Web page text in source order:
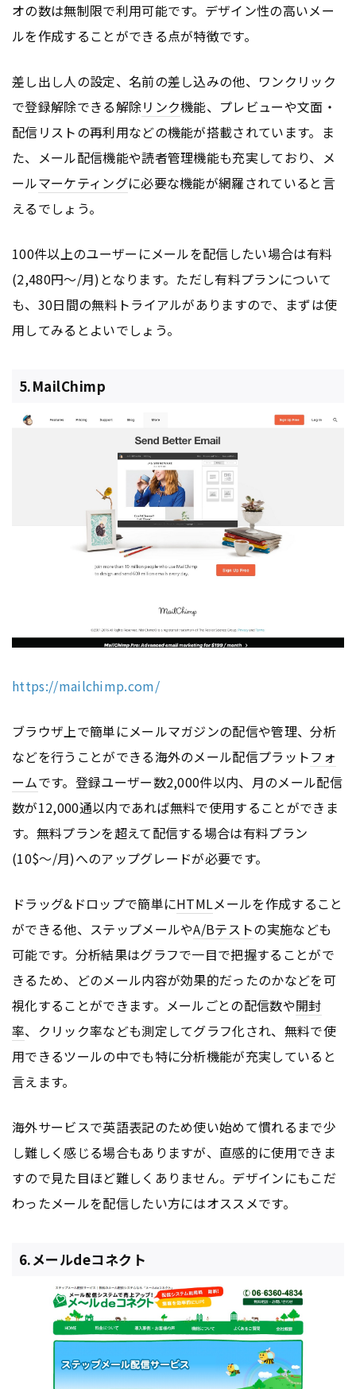
オの数は無制限で利用可能です。デザイン性の高いメー
ルを作成することができる点が特徴です。
差し出し人の設定、名前の差し込みの他、ワンクリック
で登録解除できる解除リンク機能、プレビューや文面・
配信リストの再利用などの機能が搭載されています。ま
た、メール配信機能や読者管理機能も充実しており、メ
ールマーケティングに必要な機能が網羅されていると言
えるでしょう。
100件以上のユーザーにメールを配信したい場合は有料
(2,480円〜/月)となります。ただし有料プランについて
も、30日間の無料トライアルがありますので、まずは使
用してみるとよいでしょう。
5.MailChimp
https://mailchimp.com/
ブラウザ上で簡単にメールマガジンの配信や管理、分析
などを行うことができる海外のメール配信プラットフォ
ームです。登録ユーザー数2,000件以内、月のメール配信
数が12,000通以内であれば無料で使用することができま
す。無料プランを超えて配信する場合は有料プラン
(10$〜/月)へのアップグレードが必要です。
ドラッグ&ドロップで簡単にHTMLメールを作成すること
ができる他、ステップメールやA/Bテストの実施なども
可能です。分析結果はグラフで一目で把握することがで
きるため、どのメール内容が効果的だったのかなどを可
視化することができます。メールごとの配信数や開封
率、クリック率なども測定してグラフ化され、無料で使
用できるツールの中でも特に分析機能が充実していると
言えます。
海外サービスで英語表記のため使い始めて慣れるまで少
し難しく感じる場合もありますが、直感的に使用できま
すので見た目ほど難しくありません。デザインにもこだ
わったメールを配信したい方にはオススメです。
6.メールdeコネクト